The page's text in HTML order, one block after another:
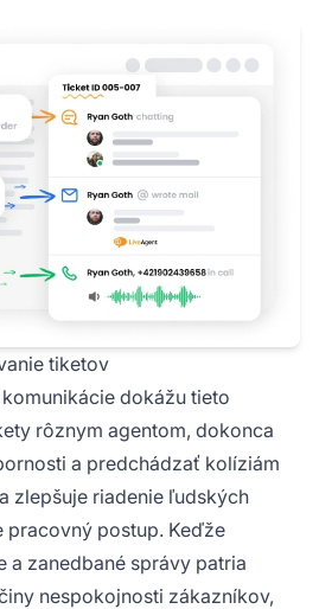
tiketov
dokážu tieto
rôznym agentom, dokonca
a predchádzať kolíziám
zlepšuje riadenie ľudských
postup. Keďže
a zanedbané správy patria
nespokojnosti zákazníkov,